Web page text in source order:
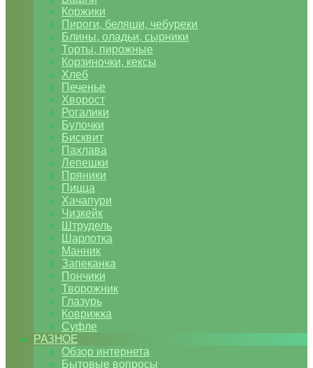
Коржики
Пироги, беляши, чебуреки
Блины, оладьи, сырники
Торты, пирожные
Корзиночки, кексы
Хлеб
Печенье
Хворост
Рогалики
Булочки
Бисквит
Пахлава
Лепешки
Пряники
Пицца
Хачапури
Чизкейк
Штрудель
Шарлотка
Манник
Запеканка
Пончики
Творожник
Глазурь
Коврижка
Суфле
РАЗНОЕ
Обзор интернета
Бытовые вопросы